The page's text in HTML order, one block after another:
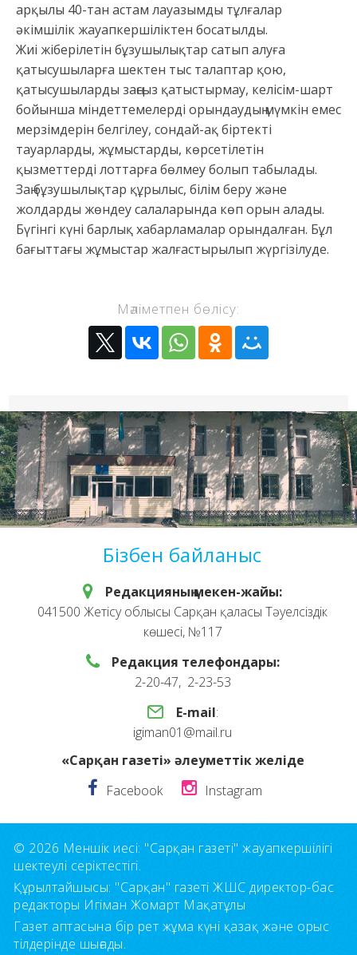
арқылы 40-тан астам лауазымды тұлғалар
әкімшілік жауапкершіліктен босатылды.
Жиі жіберілетін бұзушылықтар сатып алуға
қатысушыларға шектен тыс талаптар қою,
қатысушыларды заңсыз қатыстырмау, келісім-шарт
бойынша міндеттемелерді орындаудың мүмкін емес
мерзімдерін белгілеу, сондай-ақ біртекті
тауарларды, жұмыстарды, көрсетілетін
қызметтерді лоттарға бөлмеу болып табылады.
Заң бұзушылықтар құрылыс, білім беру және
жолдарды жөндеу салаларында көп орын алады.
Бүгінгі күні барлық хабарламалар орындалған. Бұл
бағыттағы жұмыстар жалғастырылып жүргізілуде.
Мәліметпен бөлісу:
Бізбен байланыс
Редакцияның мекен-жайы:
041500 Жетісу облысы Сарқан қаласы Тәуелсіздік
көшесі, №117
Редакция телефондары:
2-20-47, 2-23-53
E-mail:
igiman01@mail.ru
«Сарқан газеті» әлеуметтік желіде
Facebook
Instagram
© 2026 Меншік иесі: "Сарқан газеті" жауапкершілігі
шектеулі серіктестігі.
Құрылтайшысы: "Сарқан" газеті ЖШС директор-бас
редакторы Игіман Жомарт Мақатұлы
Газет аптасына бір рет жұма күні қазақ және орыс
тілдерінде шығады.